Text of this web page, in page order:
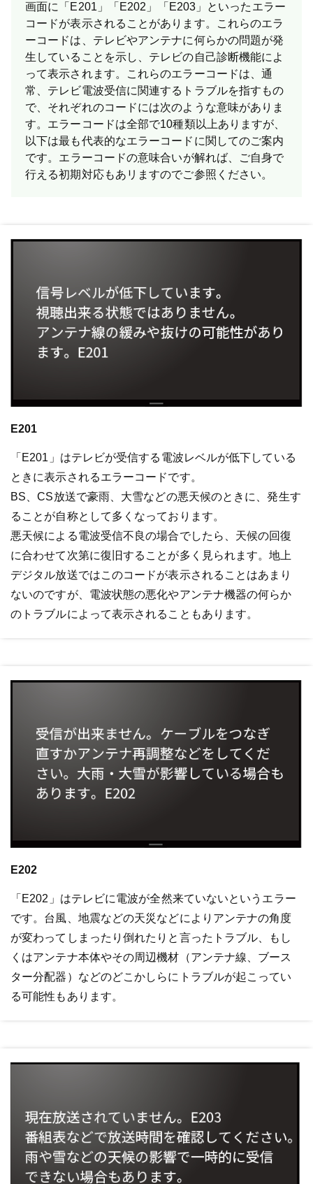
画面に「E201」「E202」「E203」といったエラー
コードが表示されることがあります。これらのエラ
ーコードは、テレビやアンテナに何らかの問題が発
生していることを示し、テレビの自己診断機能によ
って表示されます。これらのエラーコードは、通
常、テレビ電波受信に関連するトラブルを指すもの
で、それぞれのコードには次のような意味がありま
す。エラーコードは全部で10種類以上ありますが、
以下は最も代表的なエラーコードに関してのご案内
です。 エラーコードの意味合いが解れば、ご自身で
行える初期対応もあリますのでご参照ください。
E201
「E201」はテレビが受信する電波レベルが低下している
ときに表示されるエラーコードです。
BS、CS放送で豪雨、大雪などの悪天候のときに、発生す
ることが自称として多くなっております。
悪天候による電波受信不良の場合でしたら、天候の回復
に合わせて次第に復旧することが多く見られます。地上
デジタル放送ではこのコードが表示されることはあまり
ないのですが、電波状態の悪化やアンテナ機器の何らか
のトラブルによって表示されることもあります。
E202
「E202」はテレビに電波が全然来ていないというエラー
です。台風、地震などの天災などによりアンテナの角度
が変わってしまったり倒れたりと言ったトラブル、もし
くはアンテナ本体やその周辺機材（アンテナ線、ブース
ター分配器）などのどこかしらにトラブルが起こってい
る可能性もあります。